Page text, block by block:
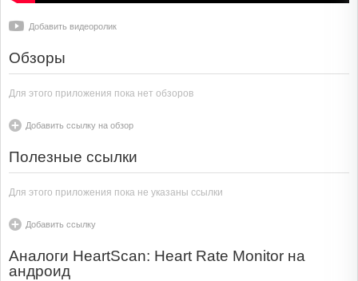
Добавить видеоролик
Обзоры
Для этого приложения пока нет обзоров
Добавить ссылку на обзор
Полезные ссылки
Для этого приложения пока не указаны ссылки
Добавить ссылку
Аналоги HeartScan: Heart Rate Monitor на
андроид